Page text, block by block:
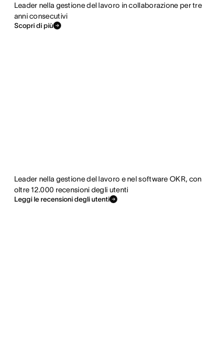
Leader nella gestione del lavoro in collaborazione per tre
anni consecutivi
Scopri di più
Leader nella gestione del lavoro e nel software OKR, con
oltre 12.000 recensioni degli utenti
Leggi le recensioni degli utenti